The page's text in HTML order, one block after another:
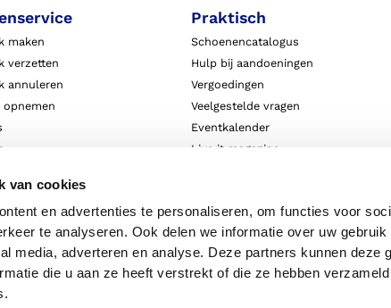
van cookies
en advertenties te personaliseren, om functies voor
te analyseren. Ook delen we informatie over uw
media, adverteren en analyse. Deze partners kunnen deze
die u aan ze heeft verstrekt of die ze hebben
maken
verzetten
annuleren
Praktisch
Schoenencatalogus
Hulp bij aandoeningen
Vergoedingen
Veelgestelde vragen
Eventkalender
Live it magazine
Algemene voorwaarden
Privacy